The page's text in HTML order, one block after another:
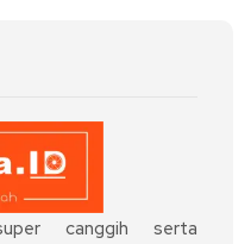
canggih serta